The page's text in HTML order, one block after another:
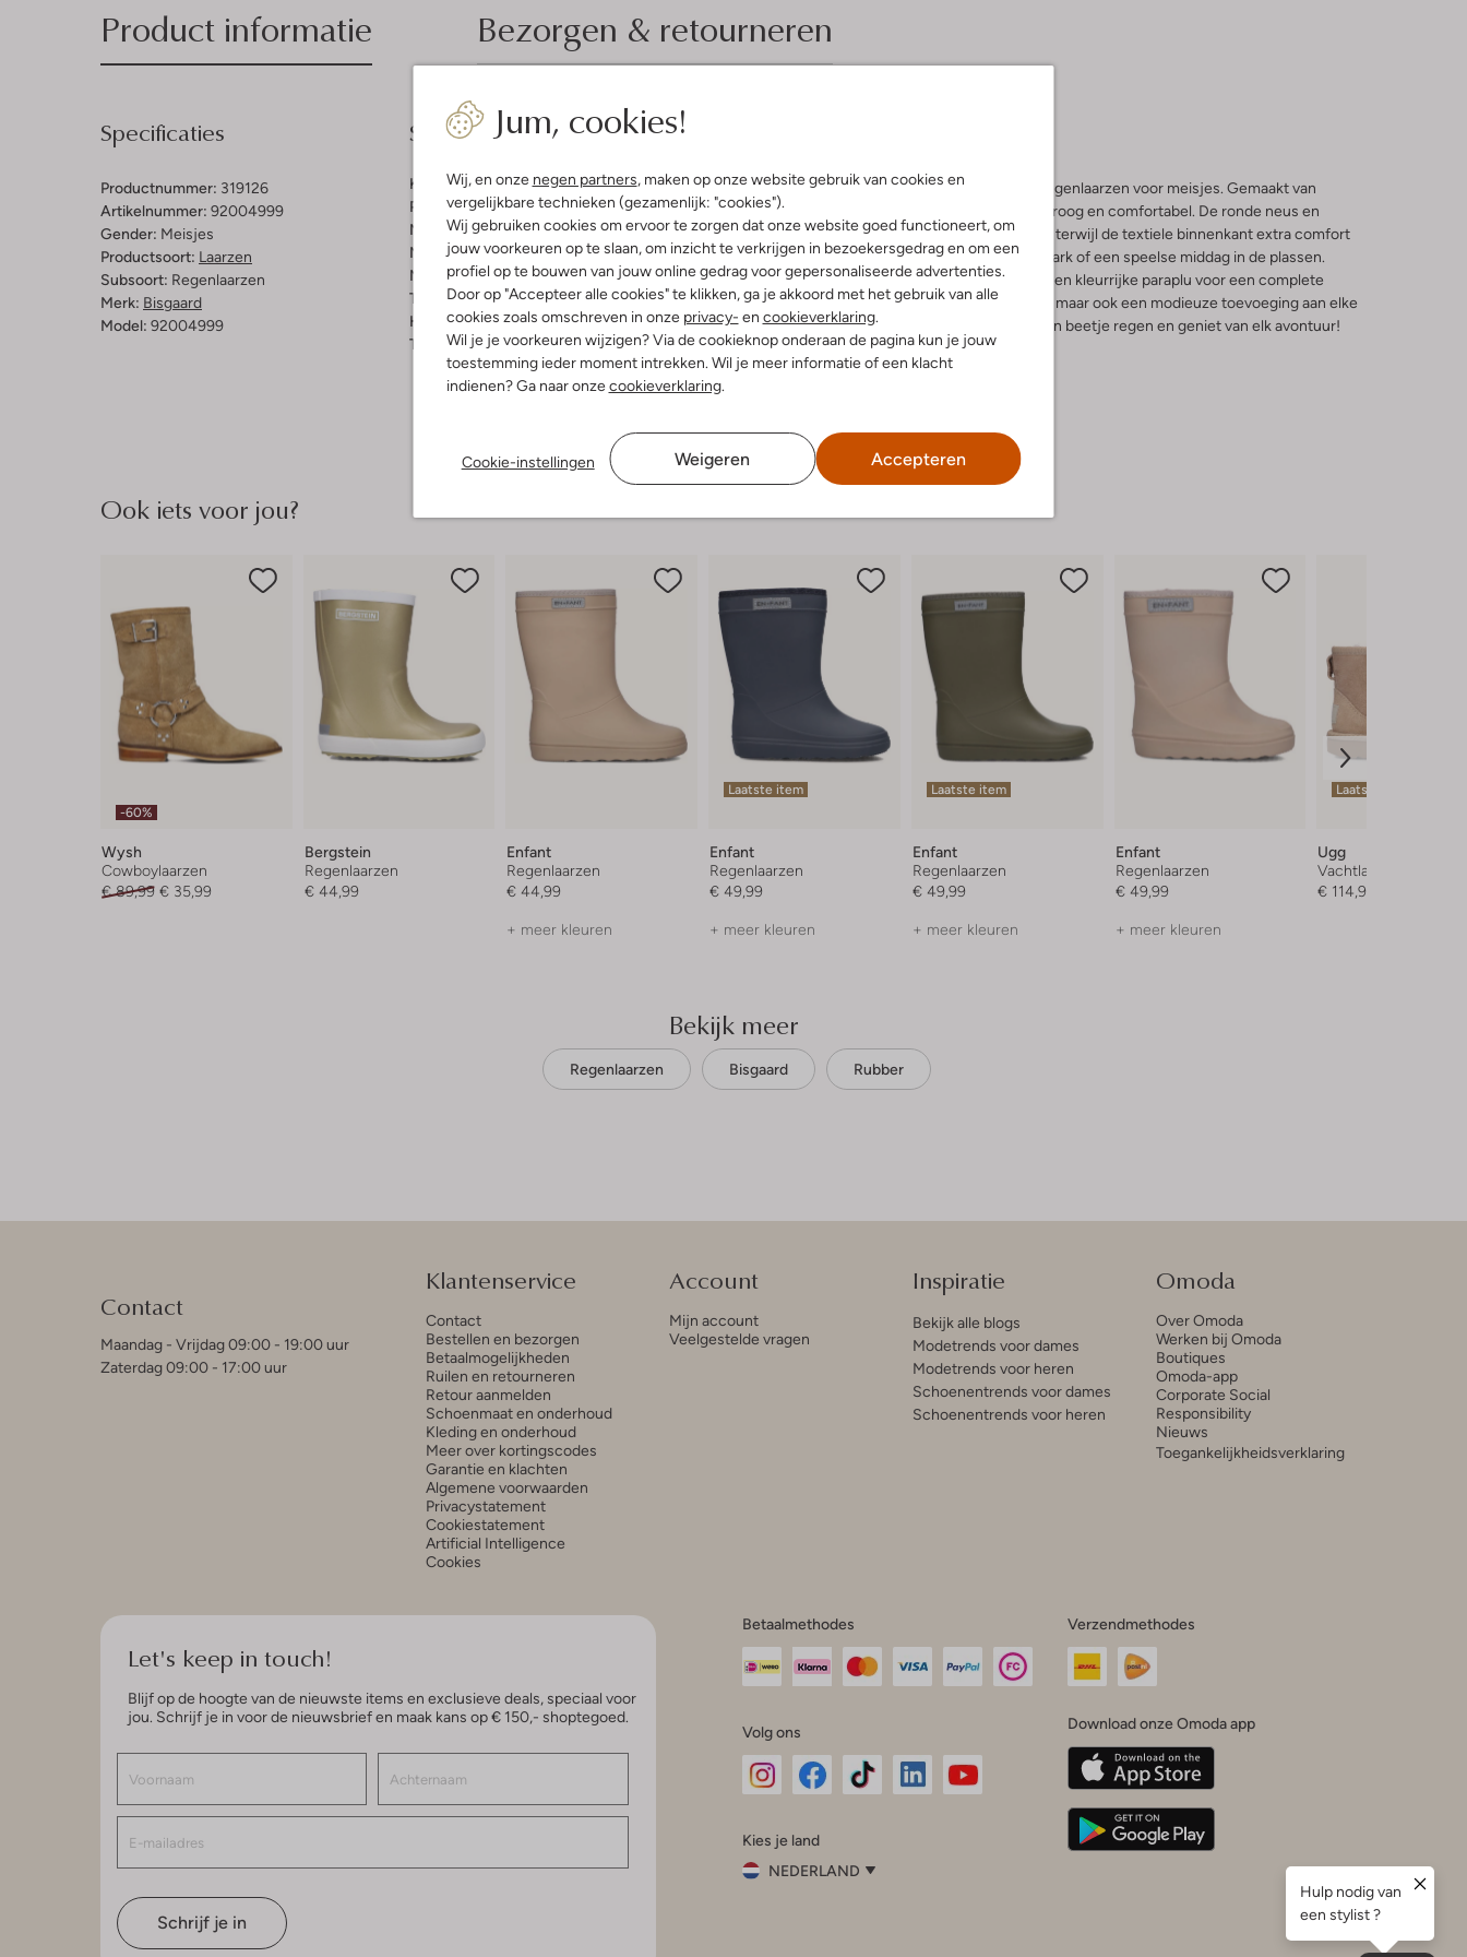
Jum, cookies!
Wij, en onze negen partners, maken op onze website gebruik van cookies en
vergelijkbare technieken (gezamenlijk: "cookies").
Wij gebruiken cookies om ervoor te zorgen dat onze website goed functioneert, om
jouw voorkeuren op te slaan, om inzicht te verkrijgen in bezoekersgedrag en om een
profiel op te bouwen van jouw online gedrag voor gepersonaliseerde advertenties.
Door op "Accepteer alle cookies" te klikken, ga je akkoord met het gebruik van alle
cookies zoals omschreven in onze privacy- en cookieverklaring.
Wil je je voorkeuren wijzigen? Via de cookieknop onderaan de pagina kun je jouw
toestemming ieder moment intrekken. Wil je meer informatie of een klacht
indienen? Ga naar onzecookieverklaring.
Cookie-instellingen Weigeren Accepteren
Product informatie Bezorgen & retourneren
Specificaties
Productnummer: 319126
Artikelnummer: 92004999
Gender: Meisjes
Productsoort: Laarzen
Subsoort: Regenlaarzen
Merk: Bisgaard
Model: 92004999
Samenstelling & Pasvorm
Kleur:Wit
Print:
Bloemen
Materiaal buitenkant: Rubber
Materiaal binnenkant:Textiel
Materiaal zool:Rubber
Type sluiting: Gesp
Hakvorm:Platte Zool
Type neus: Ronde Neus
Stap stijlvol door de regen met deze beige regenlaarzen voor meisjes. Gemaakt van
duurzaam rubber, houden ze kleine voeten droog en comfortabel. De ronde neus en
normale zool zorgen voor een klassieke look, terwijl de textiele binnenkant extra comfort
biedt. Perfect voor een wandeling door het park of een speelse middag in de plassen.
Combineer ze met een vrolijke regenjas en een kleurrijke paraplu voor een complete
outfit. Deze laarzen zijn niet alleen praktisch, maar ook een modieuze toevoeging aan elke
garderobe. Laat je niet tegenhouden door een beetje regen en geniet van elk avontuur!
Ook iets voor jou?
-60%
Wysh
Cowboylaarzen
€ 89,99 € 35,99
Bergstein
Regenlaarzen
€ 44,99
Enfant
Regenlaarzen
€ 44,99
+ meer kleuren
Laatste item
Enfant
Regenlaarzen
€ 49,99
+ meer kleuren
Laatste item
Enfant
Regenlaarzen
€ 49,99
+ meer kleuren
Enfant
Regenlaarzen
€ 49,99
+ meer kleuren
Laatste items
Ugg
Vachtlaarzen
€ 114,99
Bekijk meer
Regenlaarzen Bisgaard Rubber
Contact
Maandag - Vrijdag 09:00 - 19:00 uur
Zaterdag 09:00 - 17:00 uur
Klantenservice
Contact
Bestellen en bezorgen
Betaalmogelijkheden
Ruilen en retourneren
Retour aanmelden
Schoenmaat en onderhoud
Kleding en onderhoud
Meer over kortingscodes
Garantie en klachten
Algemene voorwaarden
Privacystatement
Cookiestatement
Artificial Intelligence
Cookies
Account
Mijn account
Veelgestelde vragen
Inspiratie
Bekijk alle blogs
Modetrends voor dames
Modetrends voor heren
Schoenentrends voor dames
Schoenentrends voor heren
Omoda
Over Omoda
Werken bij Omoda
Boutiques
Omoda-app
Corporate Social
Responsibility
Nieuws
Toegankelijkheidsverklaring
Let's keep in touch!
Blijf op de hoogte van de nieuwste items en exclusieve deals, speciaal voor
jou. Schrijf je in voor de nieuwsbrief en maak kans op € 150,- shoptegoed.
Schrijf je in
Betaalmethodes
Volg ons
InstagramFacebook
Kies je land
NEDERLAND
Verzendmethodes
Download onze Omoda app